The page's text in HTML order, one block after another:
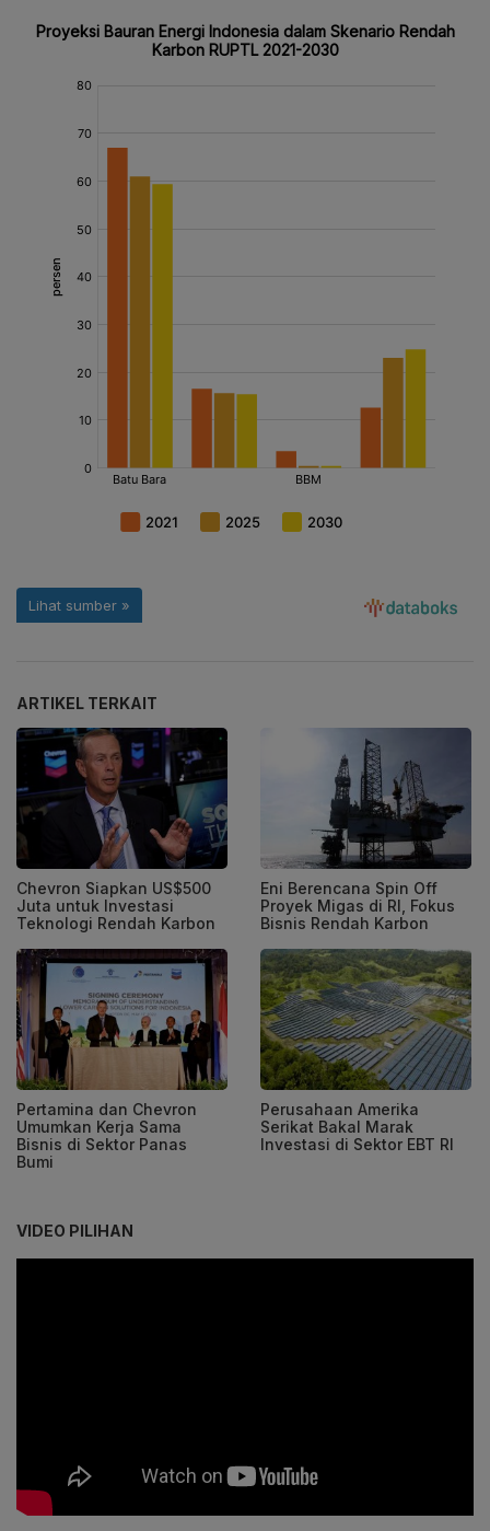
ARTIKEL TERKAIT
Chevron Siapkan US$500
Juta untuk Investasi
Teknologi Rendah Karbon
Eni Berencana Spin Off
Proyek Migas di RI, Fokus
Bisnis Rendah Karbon
Pertamina dan Chevron
Umumkan Kerja Sama
Bisnis di Sektor Panas
Bumi
Perusahaan Amerika
Serikat Bakal Marak
Investasi di Sektor EBT RI
VIDEO PILIHAN